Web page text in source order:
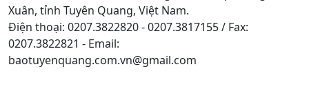
Xuân, tỉnh Tuyên Quang, Việt Nam.
Điện thoại: 0207.3822820 - 0207.3817155 / Fax:
0207.3822821 - Email:
baotuyenquang.com.vn@gmail.com